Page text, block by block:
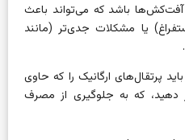
باشد که می‌تواند باعث
یا مشکلات جدی‌تر (مانند
پرتقال‌های ارگانیک را که حاوی
دهید، که به جلوگیری از مصرف